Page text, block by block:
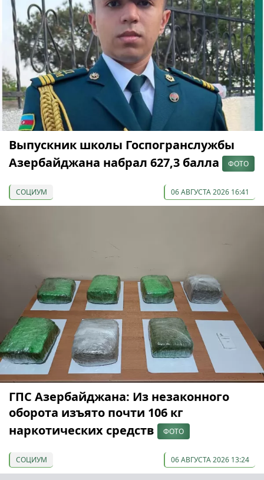
Выпускник школы Госпогранслужбы
Азербайджана набрал 627,3 балла
ФОТО
СОЦИУМ 06 АВГУСТА 2026 16:41
ГПС Азербайджана: Из незаконного
оборота изъято почти 106 кг
наркотических средств
ФОТО
СОЦИУМ 06 АВГУСТА 2026 13:24